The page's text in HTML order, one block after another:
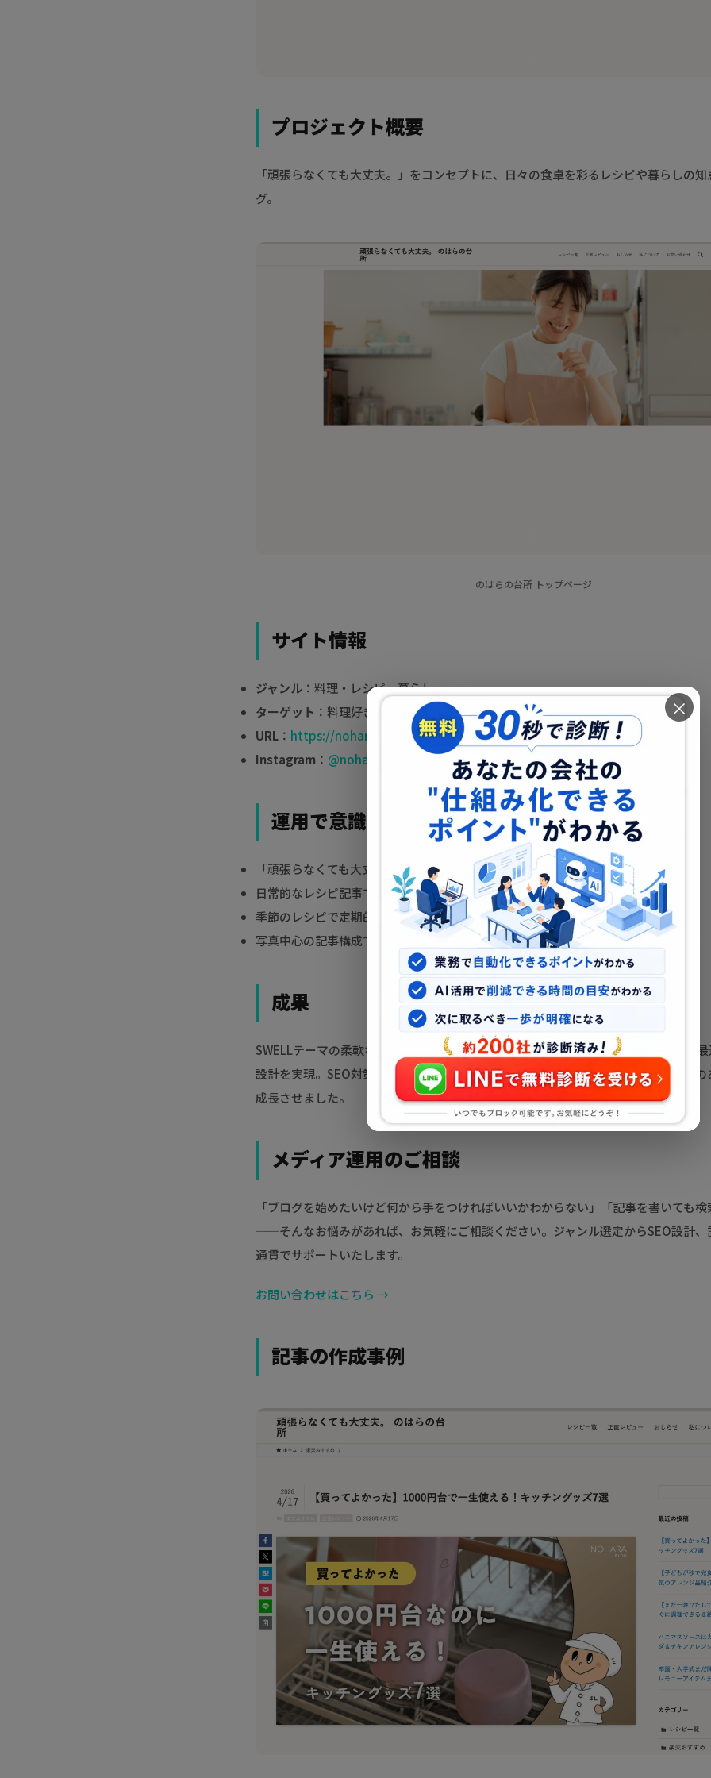
プロジェクト概要
「頑張らなくても大丈夫。」をコンセプトに、日々の食卓を彩るレシピや暮らしの
グ。
のはらの台所 トップページ
サイト情報
ジャンル ：料理・レシピ・暮らし
ターゲット ：料理好きの主婦・一般層
URL ： https://noharatable.com/
Instagram ： @noharatable
運用で意識したポイント
「頑張らなくても大丈夫」というコンセプトで料理のハードルを下げる訴求
日常的なレシピ記事でロングテールキーワードを幅広くカバー
季節のレシピで定期的なアクセス流入を設計
写真中心の記事構成で視覚的な訴求力を最大化
成果
SWELLテーマの柔軟なカスタマイズ性を活かし、料理・レシピ・暮らしジャンルに
設計を実現。SEO対策・コンテンツ戦略の両面からサポートし、読者にとって価値の
成長させました。
メディア運用のご相談
「ブログを始めたいけど何から手をつければいいかわからない」「記事を書いても検
——そんなお悩みがあれば、お気軽にご相談ください。ジャンル選定からSEO設計、
通貫でサポートいたします。
お問い合わせはこちら →
記事の作成事例
×